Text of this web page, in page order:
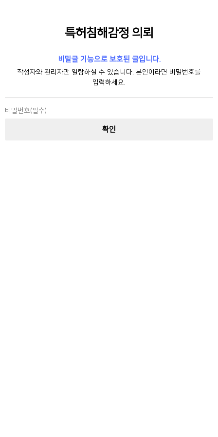
특허침해감정 의뢰
비밀글 기능으로 보호된 글입니다.
작성자와 관리자만 열람하실 수 있습니다. 본인이라면 비밀번호를
입력하세요.